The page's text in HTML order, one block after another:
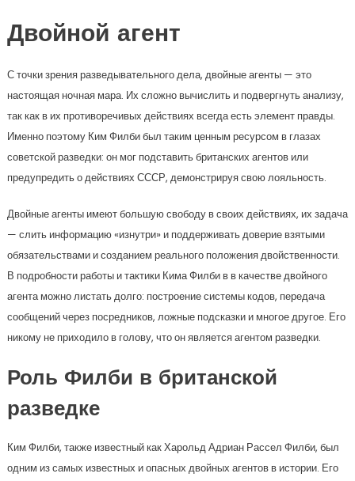
Двойной агент
С точки зрения разведывательного дела, двойные агенты — это
настоящая ночная мара. Их сложно вычислить и подвергнуть анализу,
так как в их противоречивых действиях всегда есть элемент правды.
Именно поэтому Ким Филби был таким ценным ресурсом в глазах
советской разведки: он мог подставить британских агентов или
предупредить о действиях СССР, демонстрируя свою лояльность.
Двойные агенты имеют большую свободу в своих действиях, их задача
— слить информацию «изнутри» и поддерживать доверие взятыми
обязательствами и созданием реального положения двойственности.
В подробности работы и тактики Кима Филби в в качестве двойного
агента можно листать долго: построение системы кодов, передача
сообщений через посредников, ложные подсказки и многое другое. Его
никому не приходило в голову, что он является агентом разведки.
Роль Филби в британской
разведке
Ким Филби, также известный как Харольд Адриан Рассел Филби, был
одним из самых известных и опасных двойных агентов в истории. Его